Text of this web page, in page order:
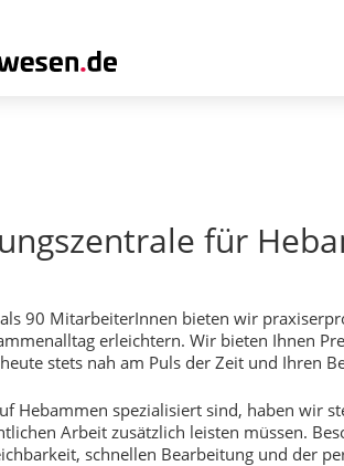
für
90 MitarbeiterInnen bieten wir
erleichtern. Wir bieten Ihnen
stets nah am Puls der Zeit und Ihren
Hebammen spezialisiert sind, haben wir
Arbeit zusätzlich leisten müssen.
schnellen Bearbeitung und der